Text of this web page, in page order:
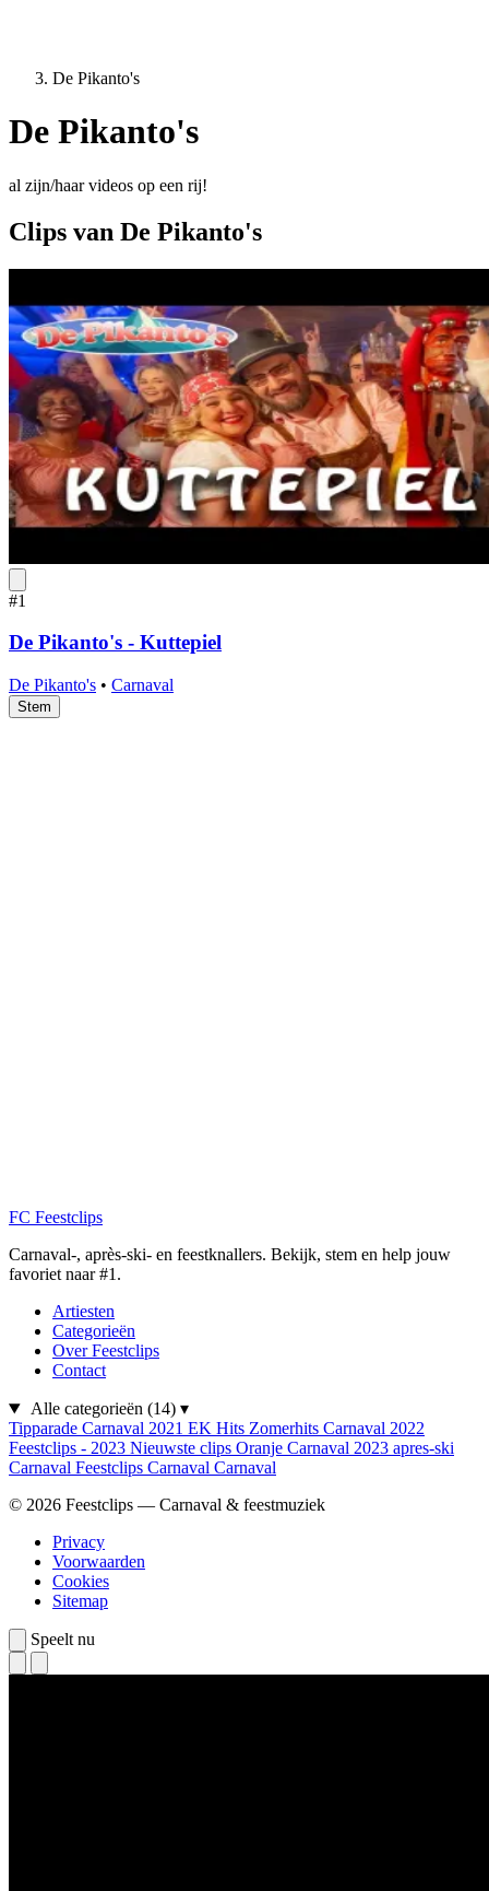
De Pikanto's
De Pikanto's
al zijn/haar videos op een rij!
Clips van De Pikanto's
#1
De Pikanto's - Kuttepiel
De Pikanto's • Carnaval
Stem
FC Feestclips
Carnaval-, après-ski- en feestknallers. Bekijk, stem en help jouw
favoriet naar #1.
Artiesten
Categorieën
Over Feestclips
Contact
Alle categorieën (14) ▾
Tipparade Carnaval 2021 EK Hits Zomerhits Carnaval 2022
Feestclips - 2023 Nieuwste clips Oranje Carnaval 2023 apres-ski
Carnaval Feestclips Carnaval Carnaval
© 2026 Feestclips — Carnaval & feestmuziek
Privacy
Voorwaarden
Cookies
Sitemap
Speelt nu